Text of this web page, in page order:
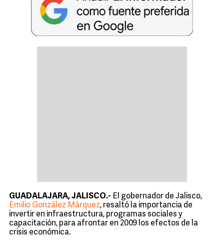
GUADALAJARA, JALISCO.- El gobernador de Jalisco,
Emilio González Márquez, resaltó la importancia de
invertir en infraestructura, programas sociales y
capacitación, para afrontar en 2009 los efectos de la
crisis económica.